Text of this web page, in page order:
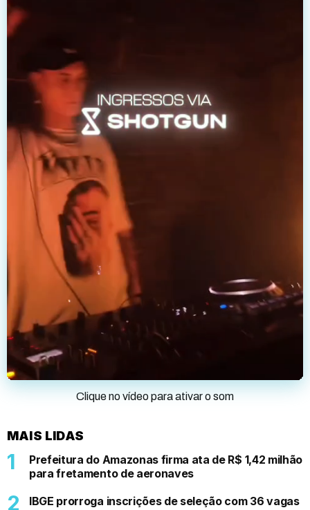
Clique no vídeo para ativar o som
MAIS LIDAS
Prefeitura do Amazonas firma ata de R$ 1,42 milhão
para fretamento de aeronaves
IBGE prorroga inscrições de seleção com 36 vagas